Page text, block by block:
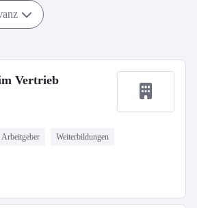
Vertrieb
Weiterbildungen